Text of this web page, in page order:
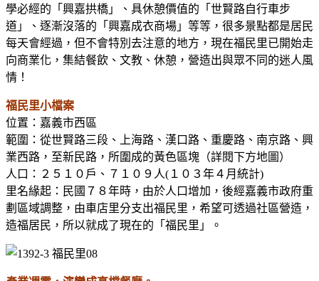
學必經的「興嘉拱橋」、具休憩價值的「世賢路自行車步
道」、逐漸沒落的「興嘉成衣商場」等等，很多景點都是居民
每天會經過，但不會特別去注意的地方，現在福民里已開始走
向商業化，集結餐飲、文教、休憩，營造出與眾不同的迷人風
情！
福民里小檔案
位置：嘉義市西區
範圍：從世賢路三段、上海路、漢口路、重慶路、南京路、興
業西路，至新民路，所圍成的黃色區塊（詳閱下方地圖）
人口：２５１０戶、７１０９人(１０３年４月統計)
里名緣起：民國７８年時，由於人口增加，後經嘉義市政府重
劃區域調整，由車店里分支出福民里，希望可透過社區營造，
造福居民，所以就成了現在的「福民里」。